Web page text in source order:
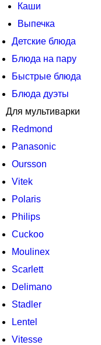
Каши
Выпечка
Детские блюда
Блюда на пару
Быстрые блюда
Блюда дуэты
Для мультиварки
Redmond
Panasonic
Oursson
Vitek
Polaris
Philips
Cuckoo
Moulinex
Scarlett
Delimano
Stadler
Lentel
Vitesse